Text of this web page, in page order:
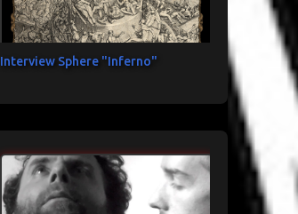
Interview Sphere "Inferno"